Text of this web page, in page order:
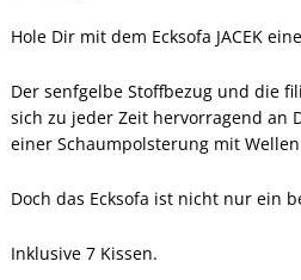
Hole Dir mit dem Ecksofa JACEK
Der senfgelbe Stoffbezug und die
sich zu jeder Zeit hervorragend an
einer Schaumpolsterung mit
Doch das Ecksofa ist nicht nur ein
Inklusive 7 Kissen.